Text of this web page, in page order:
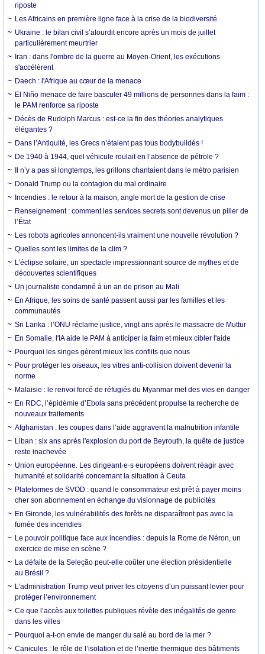
riposte
Les Africains en première ligne face à la crise de la biodiversité
Ukraine : le bilan civil s’alourdit encore après un mois de juillet
particulièrement meurtrier
Iran : dans l'ombre de la guerre au Moyen-Orient, les exécutions
s'accélèrent
Daech : l'Afrique au cœur de la menace
El Niño menace de faire basculer 49 millions de personnes dans la faim :
le PAM renforce sa riposte
Décès de Rudolph Marcus : est-ce la fin des théories analytiques
élégantes ?
Dans l’Antiquité, les Grecs n’étaient pas tous bodybuildés !
De 1940 à 1944, quel véhicule roulait en l’absence de pétrole ?
Il n’y a pas si longtemps, les grillons chantaient dans le métro parisien
Donald Trump ou la contagion du mal ordinaire
Incendies : le retour à la maison, angle mort de la gestion de crise
Renseignement : comment les services secrets sont devenus un pilier de
l’État
Les robots agricoles annoncent-ils vraiment une nouvelle révolution ?
Quelles sont les limites de la clim ?
L’éclipse solaire, un spectacle impressionnant source de mythes et de
découvertes scientifiques
Un journaliste condamné à un an de prison au Mali
En Afrique, les soins de santé passent aussi par les familles et les
communautés
Sri Lanka : l’ONU réclame justice, vingt ans après le massacre de Muttur
En Somalie, l'IA aide le PAM à anticiper la faim et mieux cibler l'aide
Pourquoi les singes gèrent mieux les conflits que nous
Pour protéger les oiseaux, les vitres anti-collision doivent devenir la
norme
Malaisie : le renvoi forcé de réfugiés du Myanmar met des vies en danger
En RDC, l’épidémie d’Ebola sans précédent propulse la recherche de
nouveaux traitements
Afghanistan : les coupes dans l’aide aggravent la malnutrition infantile
Liban : six ans après l'explosion du port de Beyrouth, la quête de justice
reste inachevée
Union européenne. Les dirigeant·e·s européens doivent réagir avec
humanité et solidarité concernant la situation à Ceuta
Plateformes de SVOD : quand le consommateur est prêt à payer moins
cher son abonnement en échange du visionnage de publicités
En Gironde, les vulnérabilités des forêts ne disparaîtront pas avec la
fumée des incendies
Le pouvoir politique face aux incendies : depuis la Rome de Néron, un
exercice de mise en scène ?
La défaite de la Seleção peut-elle coûter une élection présidentielle
au Brésil ?
L’administration Trump veut priver les citoyens d’un puissant levier pour
protéger l’environnement
Ce que l’accès aux toilettes publiques révèle des inégalités de genre
dans les villes
Pourquoi a-t-on envie de manger du salé au bord de la mer ?
Canicules : le rôle de l’isolation et de l’inertie thermique des bâtiments